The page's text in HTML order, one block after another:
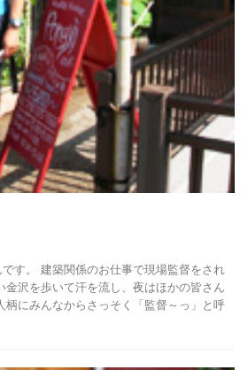
す。 建築関係のお仕事で現場監督をされ
金沢を歩いて汗を流し、夜はほかの皆さん
柄にみんなからさっそく「監督～っ」と呼